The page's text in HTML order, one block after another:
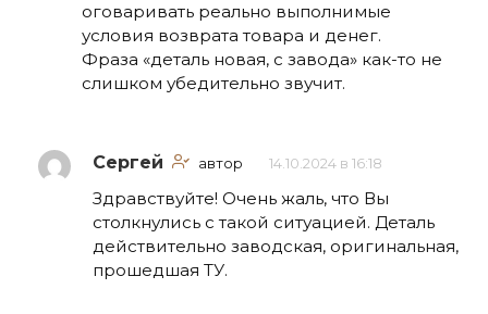
оговаривать реально выполнимые
условия возврата товара и денег.
Фраза «деталь новая, с завода» как-то не
слишком убедительно звучит.
Сергей автор 14.10.2024 в 16:18
Здравствуйте! Очень жаль, что Вы
столкнулись с такой ситуацией. Деталь
действительно заводская, оригинальная,
прошедшая ТУ.